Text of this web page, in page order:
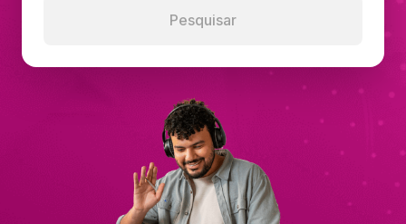
Pesquisar